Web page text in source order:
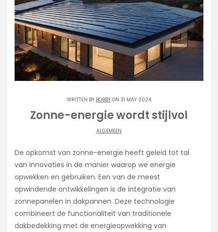
WRITTEN BY BOBBY ON 31 MAY 2024
Zonne-energie wordt stijlvol
ALGEMEEN
De opkomst van zonne-energie heeft geleid tot tal
van innovaties in de manier waarop we energie
opwekken en gebruiken. Een van de meest
opwindende ontwikkelingen is de integratie van
zonnepanelen in dakpannen. Deze technologie
combineert de functionaliteit van traditionele
dakbedekking met de energieopwekking van